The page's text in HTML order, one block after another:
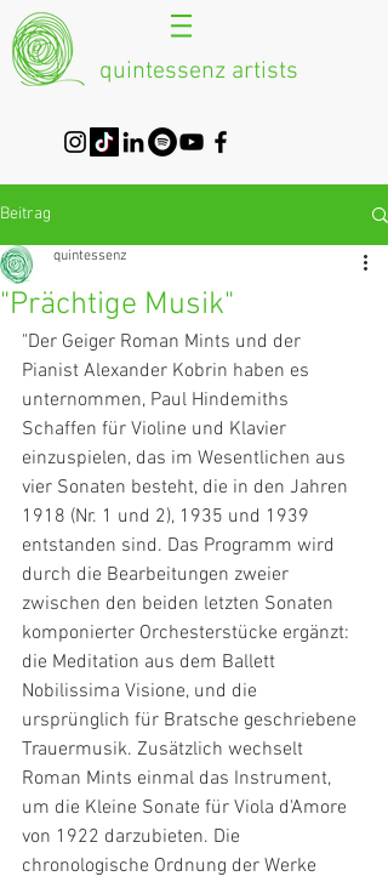
quintessenz artists
Beitrag
"Prächtige Musik"
quintessenz
"Der Geiger Roman Mints und der
Pianist Alexander Kobrin haben es
unternommen, Paul Hindemiths
Schaffen für Violine und Klavier
einzuspielen, das im Wesentlichen aus
vier Sonaten besteht, die in den Jahren
1918 (Nr. 1 und 2), 1935 und 1939
entstanden sind. Das Programm wird
durch die Bearbeitungen zweier
zwischen den beiden letzten Sonaten
komponierter Orchesterstücke ergänzt:
die Meditation aus dem Ballett
Nobilissima Visione, und die
ursprünglich für Bratsche geschriebene
Trauermusik. Zusätzlich wechselt
Roman Mints einmal das Instrument,
um die Kleine Sonate für Viola d'Amore
von 1922 darzubieten. Die
chronologische Ordnung der Werke